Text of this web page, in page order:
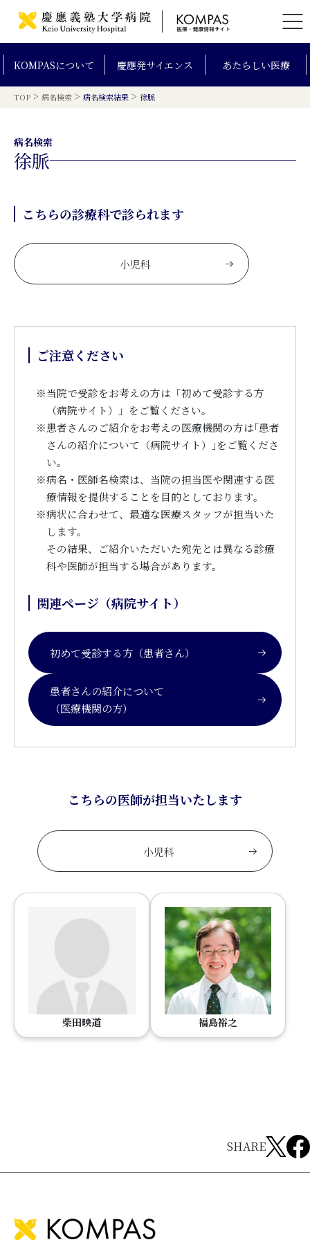
KOMPASについて 慶應発サイエンス あたらしい医療
TOP > 病名検索 > 病名検索結果 > 徐脈
病名検索
徐脈
こちらの診療科で診られます
小児科
ご注意ください
※当院で受診をお考えの方は「初めて受診する方
（病院サイト）」をご覧ください。
※患者さんのご紹介をお考えの医療機関の方は｢患者
さんの紹介について（病院サイト）｣をご覧くださ
い。
※病名・医師名検索は、当院の担当医や関連する医
療情報を提供することを目的としております。
※病状に合わせて、最適な医療スタッフが担当いた
します。
その結果、ご紹介いただいた宛先とは異なる診療
科や医師が担当する場合があります。
関連ページ（病院サイト）
初めて受診する方（患者さん）
患者さんの紹介について
（医療機関の方）
こちらの医師が担当いたします
小児科
柴田映道 福島裕之
SHARE